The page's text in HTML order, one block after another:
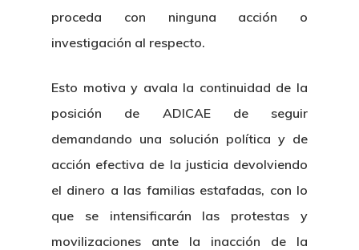
proceda con ninguna acción o
investigación al respecto.
Esto motiva y avala la continuidad de la
posición de ADICAE de seguir
demandando una solución política y de
acción efectiva de la justicia devolviendo
el dinero a las familias estafadas, con lo
que se intensificarán las protestas y
movilizaciones ante la inacción de la